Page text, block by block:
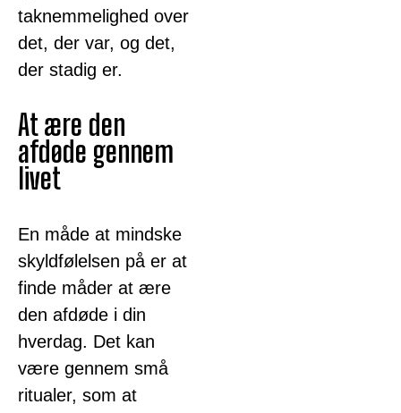
taknemmelighed over
det, der var, og det,
der stadig er.
At ære den
afdøde gennem
livet
En måde at mindske
skyldfølelsen på er at
finde måder at ære
den afdøde i din
hverdag. Det kan
være gennem små
ritualer, som at